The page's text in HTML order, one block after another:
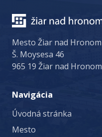
Mesto Žiar nad Hronom
Š. Moysesa 46
965 19 Žiar nad Hronom
Navigácia
Úvodná stránka
Mesto